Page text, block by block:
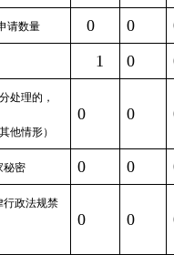
请数量 0 0
1 0
处理的，
他情形）
0 0
秘密 0 0
行政法规禁
0 0